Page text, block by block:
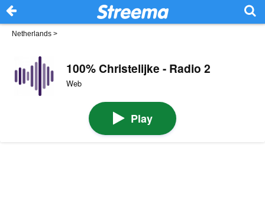
Netherlands >
100% Christelijke - Radio 2
Web
Play